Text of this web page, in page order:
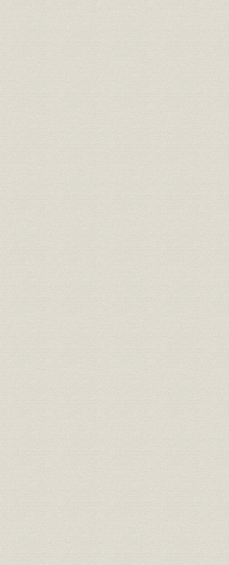
第2節 金融システム改革の進展―21世紀に向けて
第3節 新しい東京証券取引所
役員(1949~2001年)
写真
就退任一覧
年表(1868~1999年)
索引
主要参考文献
編纂を終えて